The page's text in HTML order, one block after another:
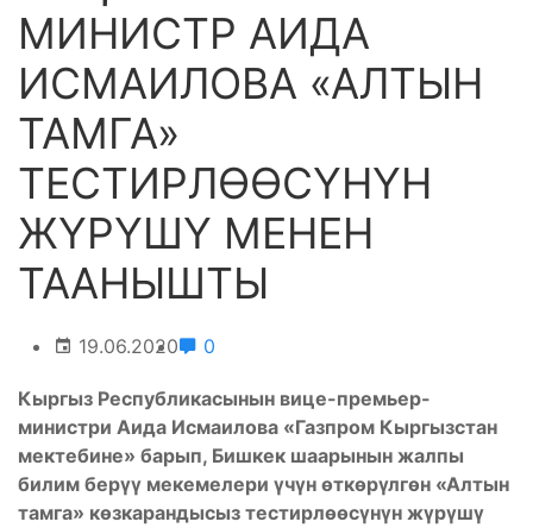
МИНИСТР АИДА
ИСМАИЛОВА «АЛТЫН
ТАМГА»
ТЕСТИРЛӨӨСҮНҮН
ЖҮРҮШҮ МЕНЕН
ТААНЫШТЫ
19.06.2020 0
Кыргыз Республикасынын вице-премьер-
министри Аида Исмаилова «Газпром Кыргызстан
мектебине» барып, Бишкек шаарынын жалпы
билим берүү мекемелери үчүн өткөрүлгөн «Алтын
тамга» көзкарандысыз тестирлөөсүнүн жүрүшү